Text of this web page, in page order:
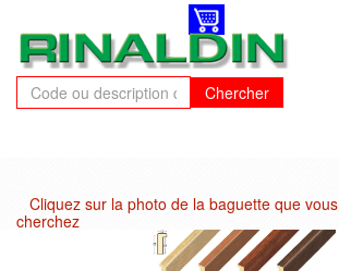
Chercher
Cliquez sur la photo de la baguette que vous
cherchez